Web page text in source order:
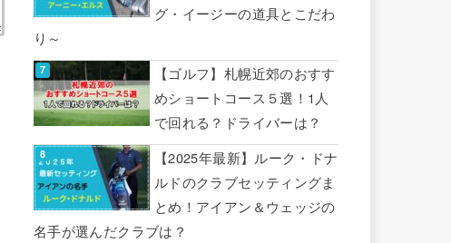
グ・イージーの道具とこだわ
り～
【ゴルフ】札幌近郊のおすす
めショートコース５選！1人
で回れる？ドライバーは？
【2025年最新】ルーク・ドナ
ルドのクラブセッティングま
とめ！アイアン＆ウェッジの
名手が選んだクラブは？